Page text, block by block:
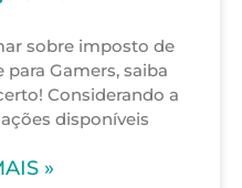
sobre imposto de
Gamers, saiba
Considerando a
disponíveis
»